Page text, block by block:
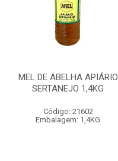
MEL DE ABELHA APIÁRIO
SERTANEJO 1,4KG
Código: 21602
Embalagem: 1,4KG